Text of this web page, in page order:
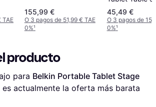
TAE
155,99 €
O 3 pagos de 51,99 € TAE
0%¹
45,49 €
O 3 pagos de
0%¹
producto
para Belkin Portable Tablet Stage
es actualmente la oferta más barata